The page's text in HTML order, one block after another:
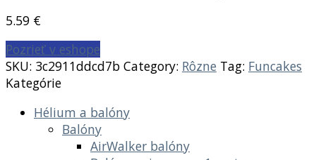
5.59 €
Pozrieť v eshope
SKU: 3c2911ddcd7b Category: Rôzne Tag: Funcakes
Kategórie
Hélium a balóny
Balóny
AirWalker balóny